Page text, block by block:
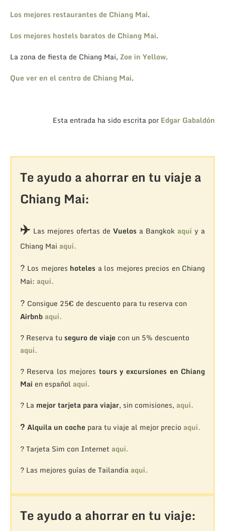
Los mejores restaurantes de Chiang Mai.
Los mejores hostels baratos de Chiang Mai.
La zona de fiesta de Chiang Mai, Zoe in Yellow.
Que ver en el centro de Chiang Mai.
Esta entrada ha sido escrita por Edgar Gabaldón
Te ayudo a ahorrar en tu viaje a
Chiang Mai:
✈️ Las mejores ofertas deVuelos a Bangkok aquí y a
Chiang Mai aquí.
? Los mejores hoteles a los mejores precios en Chiang
Mai: aquí.
? Consigue 25€ de descuento para tu reserva con
Airbnb aquí.
? Reserva tu seguro de viaje con un 5% descuento
aquí.
? Reserva los mejores tours y excursiones en Chiang
Mai en español aquí.
? La mejor tarjeta para viajar, sin comisiones, aquí.
? Alquila un coche para tu viaje al mejor precio aquí.
? Tarjeta Sim con Internet aquí.
? Las mejores guías de Tailandia aquí.
Te ayudo a ahorrar en tu viaje: